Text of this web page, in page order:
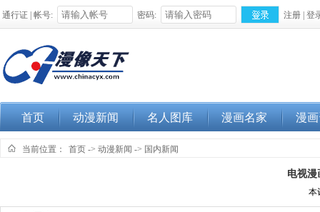
通行证 | 帐号: 密码: 注册 登
首页 动漫新闻 名人图库 漫画名家 漫
当前位置： 首页 -> 动漫新闻 -> 国内新闻
电视漫
本